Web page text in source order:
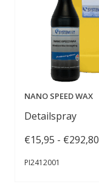
NANO SPEED WAX
Detailspray
€15,95 - €292,80
PI2412001